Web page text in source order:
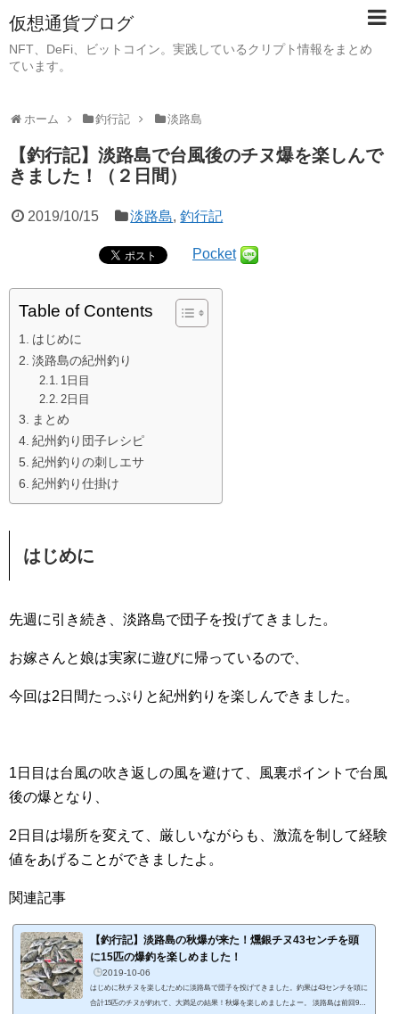
仮想通貨ブログ
NFT、DeFi、ビットコイン。実践しているクリプト情報をまとめ
ています。
ホーム 釣行記 淡路島
【釣行記】淡路島で台風後のチヌ爆を楽しんで
きました！（２日間）
2019/10/15 淡路島,釣行記
Pocket
Table of Contents
はじめに
淡路島の紀州釣り
1日目
2日目
まとめ
紀州釣り団子レシピ
紀州釣りの刺しエサ
紀州釣り仕掛け
はじめに
先週に引き続き、淡路島で団子を投げてきました。
お嫁さんと娘は実家に遊びに帰っているので、
今回は2日間たっぷりと紀州釣りを楽しんできました。
1日目は台風の吹き返しの風を避けて、風裏ポイントで台風
後の爆となり、
2日目は場所を変えて、厳しいながらも、激流を制して経験
値をあげることができましたよ。
関連記事
【釣行記】淡路島の秋爆が来た！燻銀チヌ43センチを頭
に15匹の爆釣を楽しめました！
2019-10-06
はじめに秋チヌを楽しむために淡路島で団子を投げてきました。釣果は43センチを頭に
合計15匹のチヌが釣れて、大満足の結果！秋爆を楽しめましたよー。 淡路島は前回9月